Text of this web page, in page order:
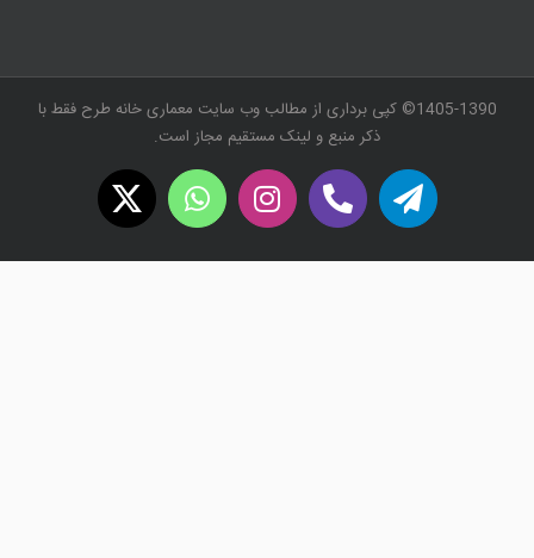
1405-1390© کپی برداری از مطالب وب سایت معماری خانه طرح فقط با
ذکر منبع و لینک مستقیم مجاز است.
Telegram
Twitch
Instagram
WhatsApp
X